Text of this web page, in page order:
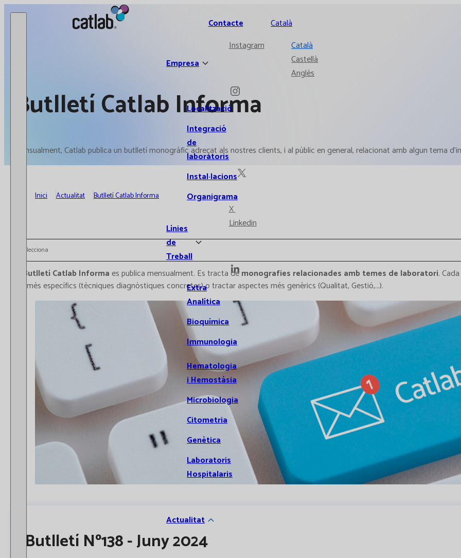
Catlab.
Empresa
Localització
Integració
de
laboratoris
Instal·lacions
Organigrama
Línies
de
Treball
Extra
Analítica
Bioquímica
Immunologia
Hematologia
i Hemostàsia
Microbiologia
Citometria
Genètica
Laboratoris
Hospitalaris
Actualitat
Contacte
Instagram
X
Linkedin
Català
Català
Castellà
Anglès
Butlletí Catlab Informa
Mensualment, Catlab publica un butlletí monogràfic adreçat als nostres clients, i al públic en general, relacionat amb algun tema
Inici Actualitat Butlletí Catlab Informa
Selecciona
Butlletí Catlab Informaes publica mensualment. Es tracta demonografies relacionades amb temes de laboratori.
ser més específics (tècniques diagnòstiques concretes) o tractar aspectes més genèrics (Qualitat, Gestió,...).
Butlletí Nº138 - Juny 2024